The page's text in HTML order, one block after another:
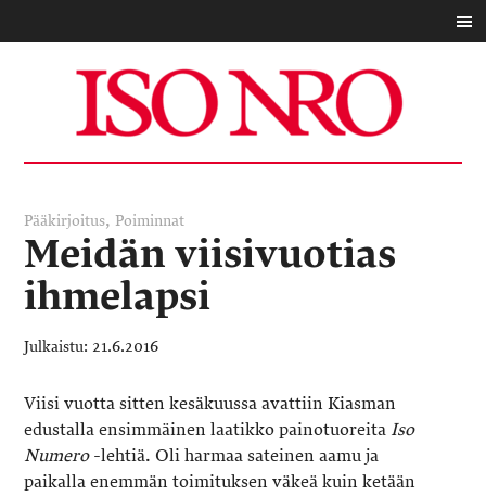
Pääkirjoitus, Poiminnat
Meidän viisivuotias
ihmelapsi
21.6.2016
Viisi vuotta sitten kesäkuussa avattiin Kiasman
edustalla ensimmäinen laatikko painotuoreita Iso
Numero -lehtiä. Oli harmaa sateinen aamu ja
paikalla enemmän toimituksen väkeä kuin ketään